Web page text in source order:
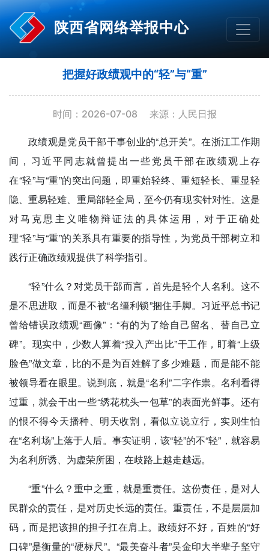
陕西省网络举报中心
把握好政绩观中的“轻”与“重”
时间：2026-07-08 来源：人民日报
政绩观是党员干部干事创业的“总开关”。在浙江工作期
间，习近平同志就曾提出一些党员干部在政绩观上存
在“轻”与“重”的突出问题，即重始轻终、重短轻长、重显轻
隐、重易轻难、重局部轻全局，至今仍有现实针对性。这是
对马克思主义唯物辩证法的具体运用，对于正确处
理“轻”与“重”的关系具有重要的指导性，为党员干部树立和
践行正确政绩观提供了科学指引。
“轻”什么？对党员干部而言，首先是轻个人名利。这不
是不思进取，而是不被“名缰利锁”捆住手脚。习近平总书记
曾给错误政绩观“画像”：“有的为了给自己留名、替自己立
碑”。现实中，少数人算着“投入产出比”干工作，盯着“上级
脸色”做文章，比的不是为百姓解了多少难题，而是能不能
被领导看在眼里。说到底，就是“名利”二字作祟。名利看得
过重，就会干出一些“绣花枕头一包草”的表面光鲜事。还有
的恨不得今天播种、明天收割，看似立说立行，实则生怕
在“名利场”上落于人后。事实证明，该“轻”的不“轻”，就容易
为名利所诱、为虚荣所困，在歧路上越走越远。
“重”什么？重中之重，就是重责任。这份责任，是对人
民群众的责任，是对历史长远的责任。重责任，不是层层加
码，而是把该担的担子扛在肩上。政绩好不好，百姓的“好
口碑”是衡量的“硬标尺”。“最美奋斗者”吴金印大半辈子坚守